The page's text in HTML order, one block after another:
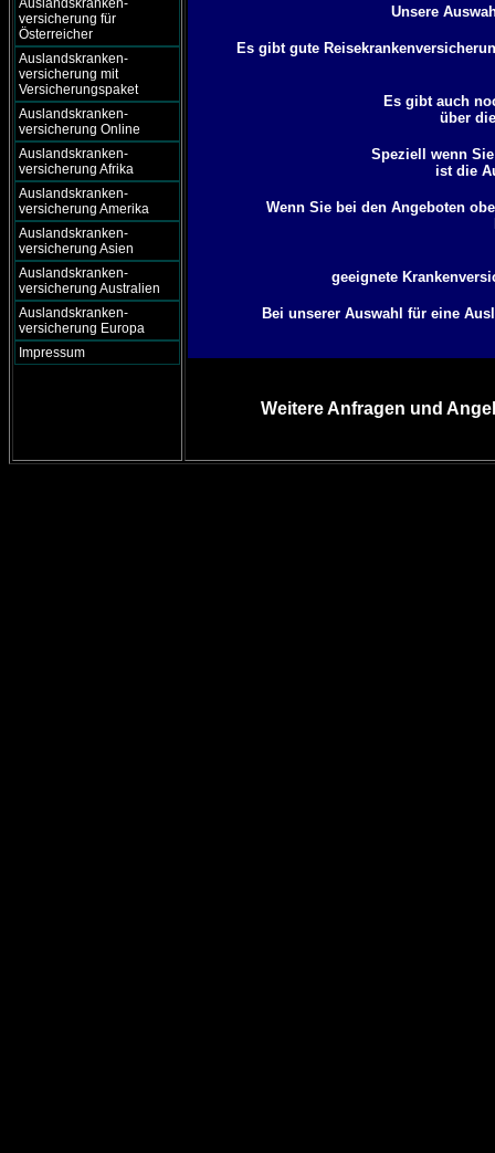
Auslandskranken-
versicherung für
Österreicher
Auslandskranken-
versicherung mit
Versicherungspaket
Auslandskranken-
versicherung Online
Auslandskranken-
versicherung Afrika
Auslandskranken-
versicherung Amerika
Auslandskranken-
versicherung Asien
Auslandskranken-
versicherung Australien
Auslandskranken-
versicherung Europa
Impressum
Unsere
Es gibt gute
Es gibt auch
über
Speziell wenn
ist die
Wenn Sie bei den Angeboten
geeignete
Bei unserer Auswahl für eine
Weitere Anfragen und